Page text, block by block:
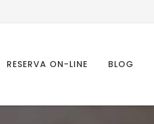
RESERVA ON-LINE BLOG